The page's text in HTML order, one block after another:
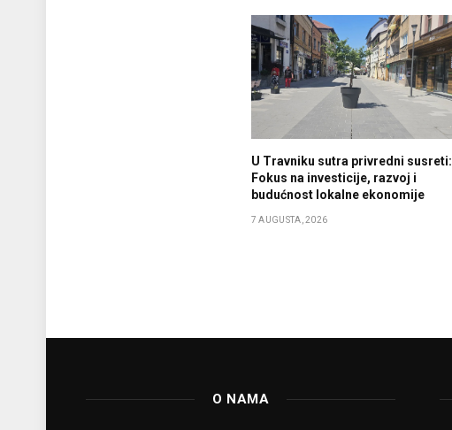
U Travniku sutra privredni susreti:
Fokus na investicije, razvoj i
budućnost lokalne ekonomije
7 AUGUSTA, 2026
O NAMA